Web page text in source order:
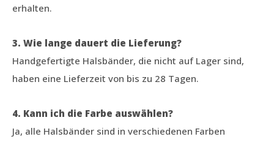
erhalten.
3. Wie lange dauert die Lieferung?
Handgefertigte Halsbänder, die nicht auf Lager sind,
haben eine Lieferzeit von bis zu 28 Tagen.
4. Kann ich die Farbe auswählen?
Ja, alle Halsbänder sind in verschiedenen Farben